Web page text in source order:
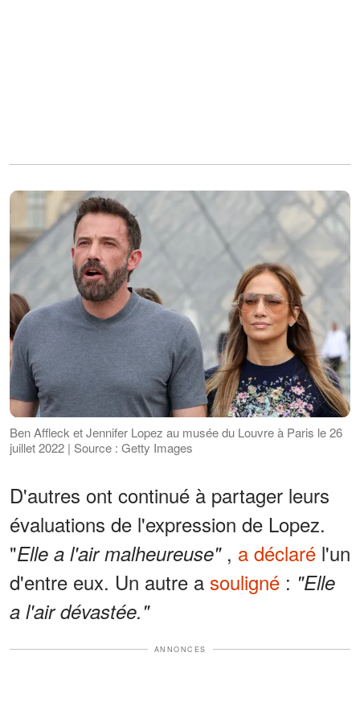
Ben Affleck et Jennifer Lopez au musée du Louvre à Paris le 26
juillet 2022 | Source : Getty Images
D'autres ont continué à partager leurs
évaluations de l'expression de Lopez.
"Elle a l'air malheureuse" , a déclaré l'un
d'entre eux. Un autre a souligné : "Elle
a l'air dévastée."
ANNONCES